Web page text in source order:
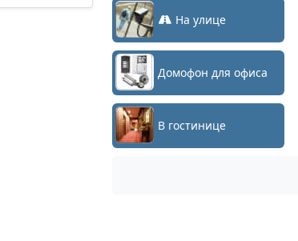
На улице
Домофон для офиса
В гостинице